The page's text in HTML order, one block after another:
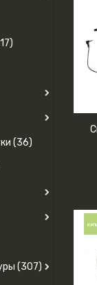
(36)
(307)